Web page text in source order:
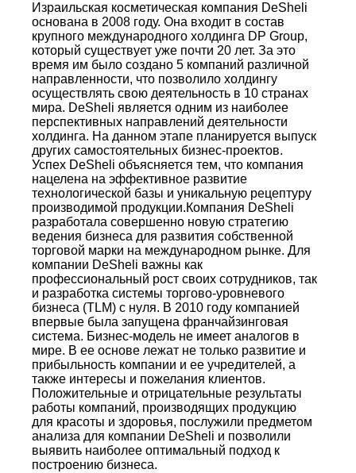
Израильская косметическая компания DeSheli
основана в 2008 году. Она входит в состав
крупного международного холдинга DP Group,
который существует уже почти 20 лет. За это
время им было создано 5 компаний различной
направленности, что позволило холдингу
осуществлять свою деятельность в 10 странах
мира. DeSheli является одним из наиболее
перспективных направлений деятельности
холдинга. На данном этапе планируется выпуск
других самостоятельных бизнес-проектов.
Успех DeSheli объясняется тем, что компания
нацелена на эффективное развитие
технологической базы и уникальную рецептуру
производимой продукции.Компания DeSheli
разработала совершенно новую стратегию
ведения бизнеса для развития собственной
торговой марки на международном рынке. Для
компании DeSheli важны как
профессиональный рост своих сотрудников, так
и разработка системы торгово-уровневого
бизнеса (TLM) с нуля. В 2010 году компанией
впервые была запущена франчайзинговая
система. Бизнес-модель не имеет аналогов в
мире. В ее основе лежат не только развитие и
прибыльность компании и ее учредителей, а
также интересы и пожелания клиентов.
Положительные и отрицательные результаты
работы компаний, производящих продукцию
для красоты и здоровья, послужили предметом
анализа для компании DeSheli и позволили
выявить наиболее оптимальный подход к
построению бизнеса.